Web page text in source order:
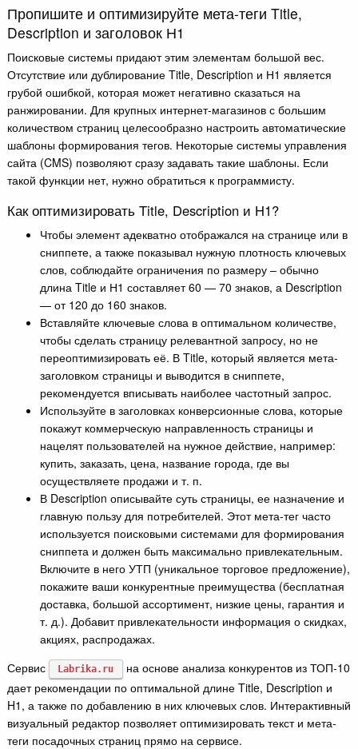
Пропишите и оптимизируйте мета-теги Title,
Description и заголовок Н1
Поисковые системы придают этим элементам большой вес.
Отсутствие или дублирование Title, Description и Н1 является
грубой ошибкой, которая может негативно сказаться на
ранжировании. Для крупных интернет-магазинов с большим
количеством страниц целесообразно настроить автоматические
шаблоны формирования тегов. Некоторые системы управления
сайта (CMS) позволяют сразу задавать такие шаблоны. Если
такой функции нет, нужно обратиться к программисту.
Как оптимизировать Title, Description и H1?
Чтобы элемент адекватно отображался на странице или в
сниппете, а также показывал нужную плотность ключевых
слов, соблюдайте ограничения по размеру – обычно
длина Title и Н1 составляет 60 — 70 знаков, а Description
— от 120 до 160 знаков.
Вставляйте ключевые слова в оптимальном количестве,
чтобы сделать страницу релевантной запросу, но не
переоптимизировать её. В Title, который является мета-
заголовком страницы и выводится в сниппете,
рекомендуется вписывать наиболее частотный запрос.
Используйте в заголовках конверсионные слова, которые
покажут коммерческую направленность страницы и
нацелят пользователей на нужное действие, например:
купить, заказать, цена, название города, где вы
осуществляете продажи и т. п.
В Description описывайте суть страницы, ее назначение и
главную пользу для потребителей. Этот мета-тег часто
используется поисковыми системами для формирования
сниппета и должен быть максимально привлекательным.
Включите в него УТП (уникальное торговое предложение),
покажите ваши конкурентные преимущества (бесплатная
доставка, большой ассортимент, низкие цены, гарантия и
т. д.). Добавит привлекательности информация о скидках,
акциях, распродажах.
Сервис
Labrika.ru
на основе анализа конкурентов из ТОП-10
дает рекомендации по оптимальной длине Title, Description и
H1, а также по добавлению в них ключевых слов. Интерактивный
визуальный редактор позволяет оптимизировать текст и мета-
теги посадочных страниц прямо на сервисе.